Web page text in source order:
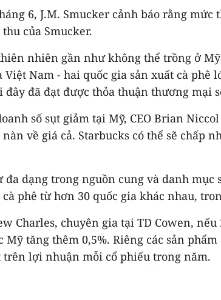
6, J.M. Smucker cảnh báo rằng
của Smucker.
nhiên gần như không thể trồng ở
Nam - hai quốc gia sản xuất cà
đây đã đạt được thỏa thuận thương
số sụt giảm tại Mỹ, CEO Brian
về giá cả. Starbucks có thể sẽ
đa dạng trong nguồn cung và danh
phê từ hơn 30 quốc gia khác nhau,
Charles, chuyên gia tại TD Cowen,
tăng thêm 0,5%. Riêng các sản
lợi nhuận mỗi cổ phiếu trong năm.